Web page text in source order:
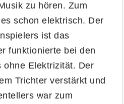
zu hören. Zum
schon elektrisch. Der
ist das
funktionierte bei den
ohne Elektrizität. Der
Trichter verstärkt und
war zum